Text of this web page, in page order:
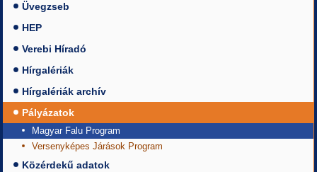
Üvegzseb
HEP
Verebi Híradó
Hírgalériák
Hírgalériák archív
Pályázatok
Magyar Falu Program
Versenyképes Járások Program
Közérdekű adatok